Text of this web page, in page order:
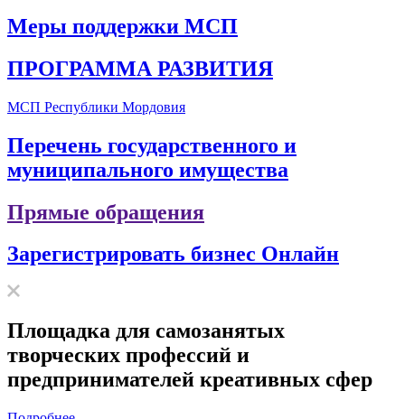
Меры поддержки МСП
ПРОГРАММА РАЗВИТИЯ
МСП Республики Мордовия
Перечень государственного и
муниципального имущества
Прямые обращения
Зарегистрировать бизнес Онлайн
Площадка для самозанятых
творческих профессий и
предпринимателей креативных сфер